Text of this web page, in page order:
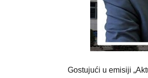
Gostujući u emisiji